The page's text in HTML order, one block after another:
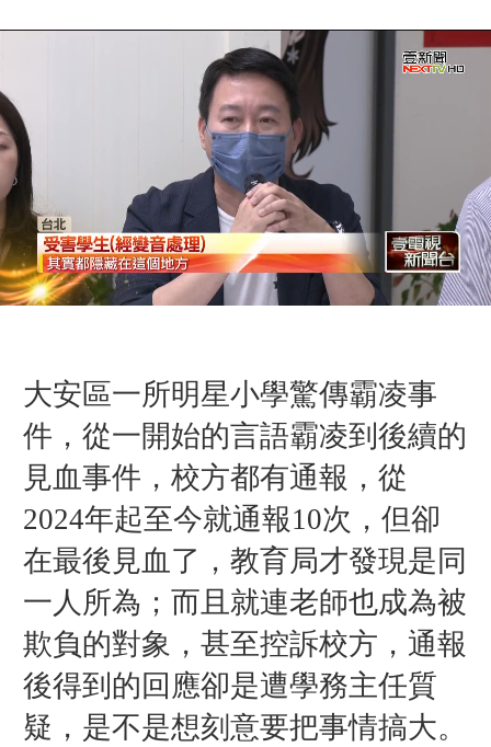
大安區一所明星小學驚傳霸凌事
件，從一開始的言語霸凌到後續的
見血事件，校方都有通報，從
2024年起至今就通報10次，但卻
在最後見血了，教育局才發現是同
一人所為；而且就連老師也成為被
欺負的對象，甚至控訴校方，通報
後得到的回應卻是遭學務主任質
疑，是不是想刻意要把事情搞大。